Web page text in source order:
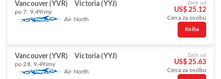
Vancouver (YVR) Victoria (YYJ)
po 7. 9. Přímý
Air North
Začít od
US$ 25.12
Cena za osobu
Kniha
Vancouver (YVR) Victoria (YYJ)
po 28. 9. Přímý
Air North
Začít od
US$ 25.63
Cena za osobu